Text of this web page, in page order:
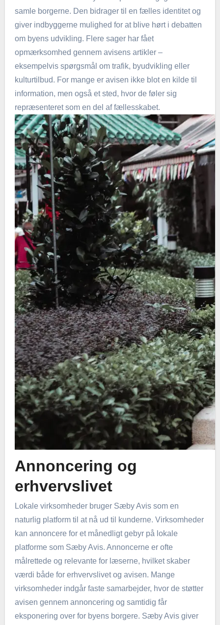
samle borgerne. Den bidrager til en fælles identitet og
giver indbyggerne mulighed for at blive hørt i debatten
om byens udvikling. Flere sager har fået
opmærksomhed gennem avisens artikler –
eksempelvis spørgsmål om trafik, byudvikling eller
kulturtilbud. For mange er avisen ikke blot en kilde til
information, men også et sted, hvor de føler sig
repræsenteret som en del af fællesskabet.
Annoncering og
erhvervslivet
Lokale virksomheder bruger Sæby Avis som en
naturlig platform til at nå ud til kunderne. Virksomheder
kan annoncere for et månedligt gebyr på lokale
platforme som Sæby Avis. Annoncerne er ofte
målrettede og relevante for læserne, hvilket skaber
værdi både for erhvervslivet og avisen. Mange
virksomheder indgår faste samarbejder, hvor de støtter
avisen gennem annoncering og samtidig får
eksponering over for byens borgere. Sæby Avis giver